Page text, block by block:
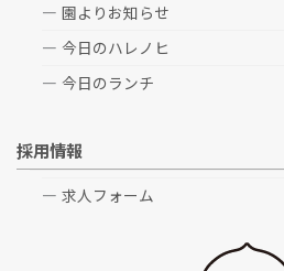
園よりお知らせ
今日のハレノヒ
今日のランチ
採用情報
求人フォーム